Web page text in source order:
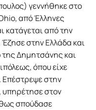
γεννήθηκε στο
από Έλληνες
κατάγεται από την
στην Ελλάδα και
της Δημητσάνης και
όπου είχε
στην
υπηρέτησε στον
σπούδασε